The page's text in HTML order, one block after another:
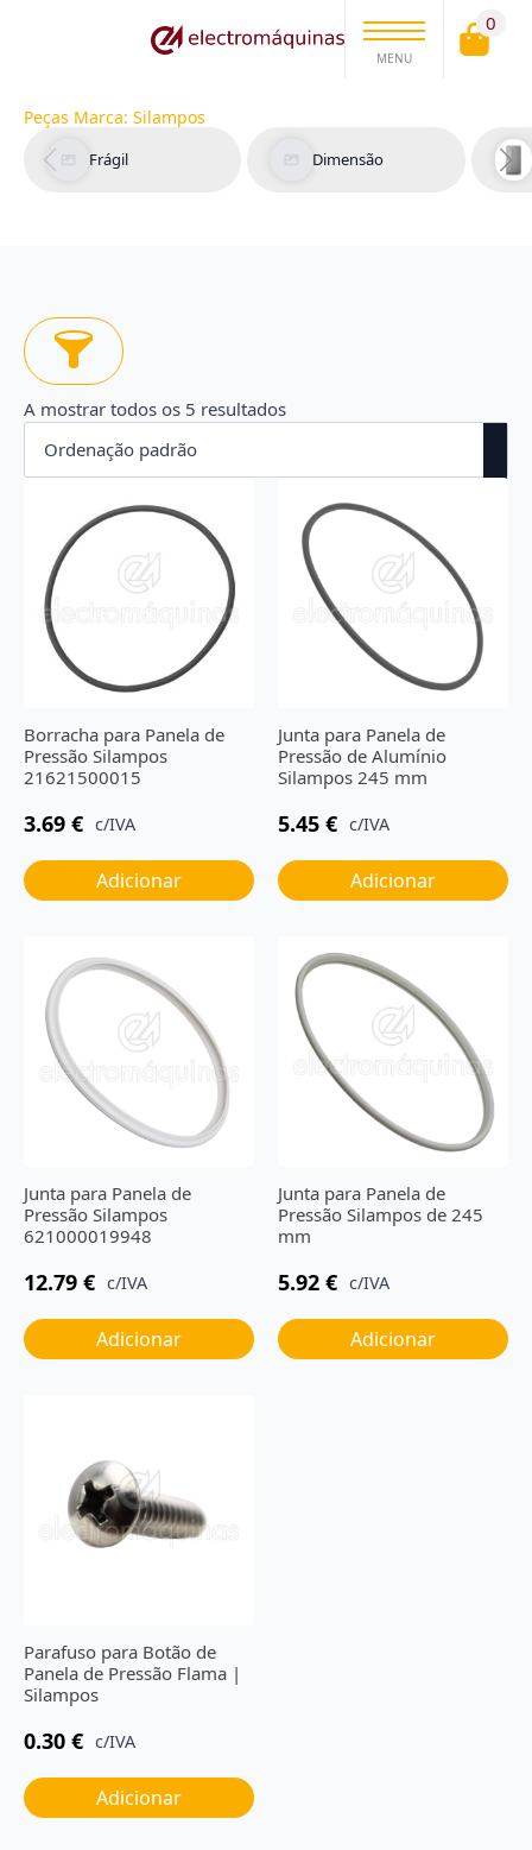
MENU
0
Peças Marca: Silampos
Frágil Dimensão
A mostrar todos os 5 resultados
Borracha para Panela de
Pressão Silampos
21621500015
3.69 € c/IVA
Adicionar
Junta para Panela de
Pressão de Alumínio
Silampos 245 mm
5.45 € c/IVA
Adicionar
Junta para Panela de
Pressão Silampos
621000019948
12.79 € c/IVA
Adicionar
Junta para Panela de
Pressão Silampos de 245
mm
5.92 € c/IVA
Adicionar
Parafuso para Botão de
Panela de Pressão Flama |
Silampos
0.30 € c/IVA
Adicionar